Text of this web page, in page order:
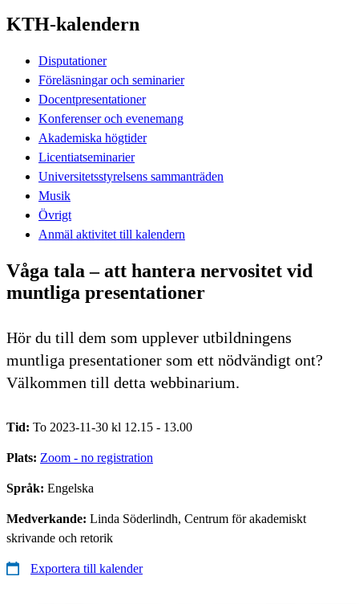
KTH-kalendern
Disputationer
Föreläsningar och seminarier
Docentpresentationer
Konferenser och evenemang
Akademiska högtider
Licentiatseminarier
Universitetsstyrelsens sammanträden
Musik
Övrigt
Anmäl aktivitet till kalendern
Våga tala – att hantera nervositet vid
muntliga presentationer
Hör du till dem som upplever utbildningens
muntliga presentationer som ett nödvändigt ont?
Välkommen till detta webbinarium.
Tid: To 2023-11-30 kl 12.15 - 13.00
Plats: Zoom - no registration
Språk: Engelska
Medverkande: Linda Söderlindh, Centrum för akademiskt
skrivande och retorik
Exportera till kalender